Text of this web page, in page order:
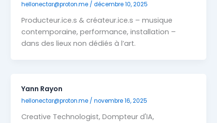
hellonectar@proton.me /décembre 10, 2025
Producteur.ice.s & créateur.ice.s – musique
contemporaine, performance, installation –
dans des lieux non dédiés à l’art.
Yann Rayon
hellonectar@proton.me /novembre 16, 2025
Creative Technologist, Dompteur d'IA,